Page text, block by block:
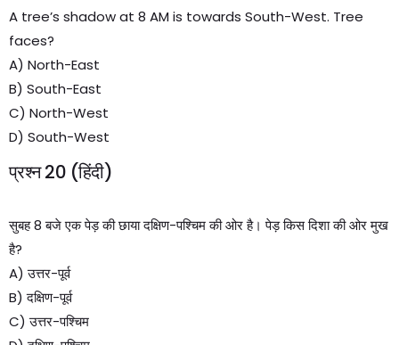
A tree’s shadow at 8 AM is towards South-West. Tree
faces?
A) North-East
B) South-East
C) North-West
D) South-West
प्रश्न 20 (हिंदी)
सुबह 8 बजे एक पेड़ की छाया दक्षिण-पश्चिम की ओर है। पेड़ किस दिशा की ओर मुख
है?
A) उत्तर-पूर्व
B) दक्षिण-पूर्व
C) उत्तर-पश्चिम